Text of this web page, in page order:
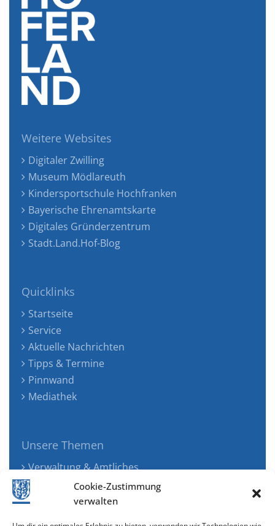
Cookie-Zustimmung
verwalten
Weitere Websites
Digitaler Zwilling
Museum Mödlareuth
Kindersportschule Hochfranken
Bayerische Ehrenamtskarte
Digitales Gründerzentrum
Stadt.Land.Hof-Blog
Quicklinks
Startseite
Service
Aktuelle Nachrichten
Tipps & Termine
Pinnwand
Mediathek
Unsere Themen
Verwaltung & Amtliches
Jugend, Familie & Gesundheit
Tourismus, Freizeit & Ökologie